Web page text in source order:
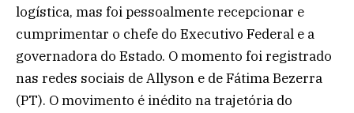
logística, mas foi pessoalmente recepcionar e
cumprimentar o chefe do Executivo Federal e a
governadora do Estado. O momento foi registrado
nas redes sociais de Allyson e de Fátima Bezerra
(PT). O movimento é inédito na trajetória do